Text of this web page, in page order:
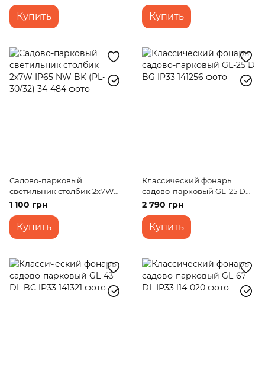
Купить Купить
Садово-парковый
светильник столбик 2х7W
IP65 NW BK (PL-30/32)
1 100 грн
Купить
Классический фонарь
садово-парковый GL-25 D
BG IP33
2 790 грн
Купить